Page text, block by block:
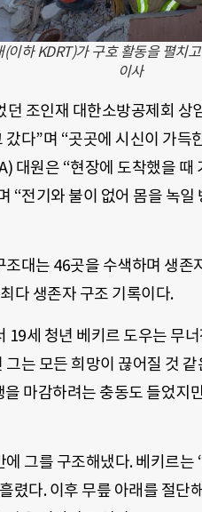
이하 KDRT)가 구호 활동을 펼치
이사
조인재 대한소방공제회 상
다”며 “곳곳에 시신이 가득
대원은 “현장에 도착했을
“전기와 불이 없어 몸을 녹
대는 46곳을 수색하며 생
다 생존자 구조 기록이다.
19세 청년 베키르 도우는 무
는 모든 희망이 끊어질 것
마감하려는 충동도 들었지
그를 구조해냈다. 베키르
렸다. 이후 무릎 아래를 절단